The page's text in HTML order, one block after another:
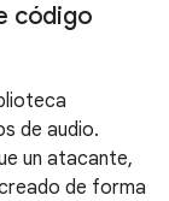
código
de audio.
un atacante,
de forma